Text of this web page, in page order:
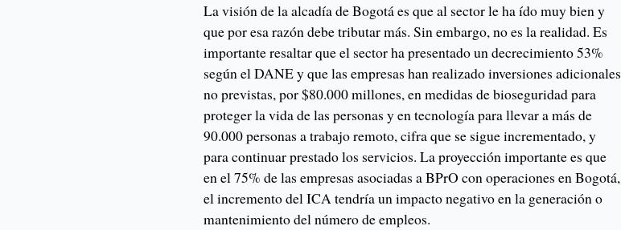
La visión de la alcadía de Bogotá es que al sector le ha ído muy bien y
que por esa razón debe tributar más. Sin embargo, no es la realidad. Es
importante resaltar que el sector ha presentado un decrecimiento 53%
según el DANE y que las empresas han realizado inversiones adicionales
no previstas, por $80.000 millones, en medidas de bioseguridad para
proteger la vida de las personas y en tecnología para llevar a más de
90.000 personas a trabajo remoto, cifra que se sigue incrementado, y
para continuar prestado los servicios. La proyección importante es que
en el 75% de las empresas asociadas a BPrO con operaciones en Bogotá,
el incremento del ICA tendría un impacto negativo en la generación o
mantenimiento del número de empleos.